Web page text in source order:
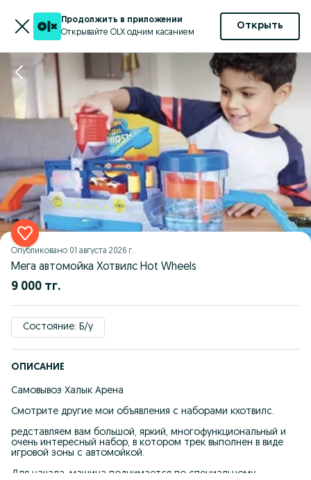
Продолжить в приложении
Открывайте OLX одним касанием
Открыть
Опубликовано 01 августа 2026 г.
Мега автомойка Хотвилс Hot Wheels
9 000 тг.
Состояние: Б/у
ОПИСАНИЕ
Самовывоз Халык Арена
Смотрите другие мои объявления с наборами кхотвилс.
редставляем вам большой, яркий, многофункциональный и
очень интересный набор, в котором трек выполнен в виде
игровой зоны с автомойкой.
Для начала, машина поднимается по специальному